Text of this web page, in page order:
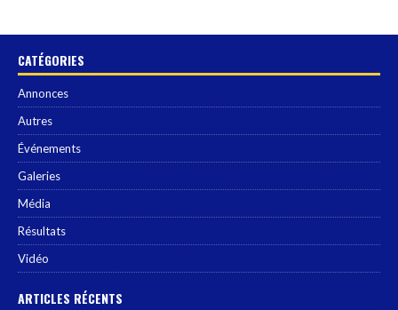
CATÉGORIES
Annonces
Autres
Événements
Galeries
Média
Résultats
Vidéo
ARTICLES RÉCENTS